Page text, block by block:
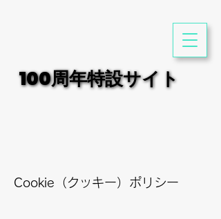
100周年特設サイト
100周年特設サイト
Cookie（クッキー）ポリシー